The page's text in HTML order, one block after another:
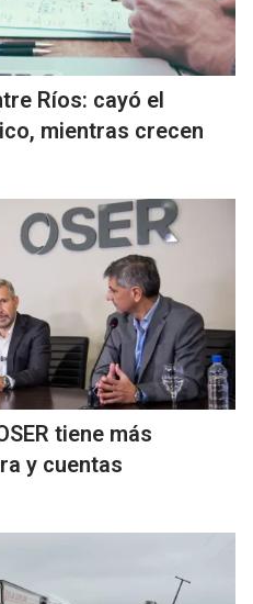
Ríos: cayó el
mientras crecen
tiene más
y cuentas